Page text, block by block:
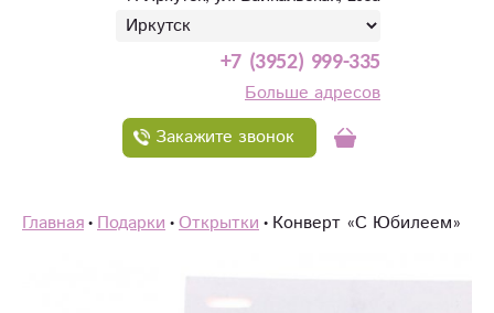
+7 (3952) 999-335
Больше адресов
Закажите звонок
Главная Подарки Открытки Конверт «С Юбилеем»